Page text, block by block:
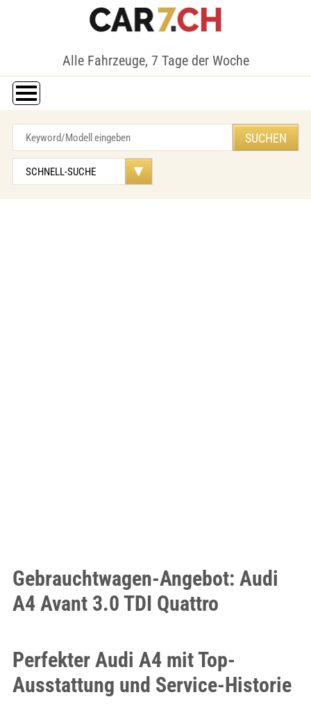
Alle Fahrzeuge, 7 Tage der Woche
Gebrauchtwagen-Angebot: Audi
A4 Avant 3.0 TDI Quattro
Perfekter Audi A4 mit Top-
Ausstattung und Service-Historie